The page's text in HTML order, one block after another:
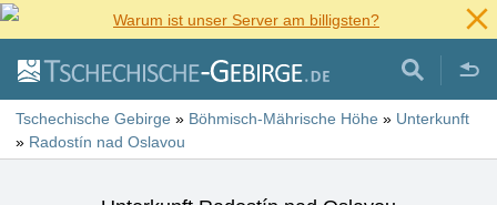
Warum ist unser Server am billigsten?
Tschechische Gebirge » Böhmisch-Mährische Höhe » Unterkunft
» Radostín nad Oslavou